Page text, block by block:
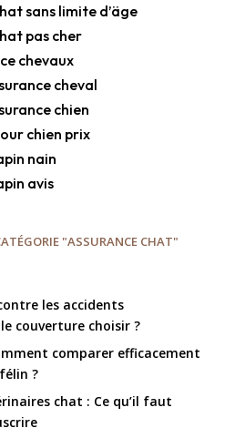
sans limite d’äge
pas cher
chevaux
cheval
chien
chien prix
nain
avis
"ASSURANCE CHAT"
les accidents
couverture choisir ?
comparer efficacement
?
chat : Ce qu’il faut